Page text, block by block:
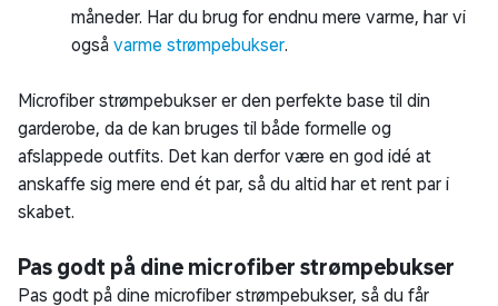
måneder. Har du brug for endnu mere varme, har vi
også varme strømpebukser.
Microfiber strømpebukser er den perfekte base til din
garderobe, da de kan bruges til både formelle og
afslappede outfits. Det kan derfor være en god idé at
anskaffe sig mere end ét par, så du altid har et rent par i
skabet.
Pas godt på dine microfiber strømpebukser
Pas godt på dine microfiber strømpebukser, så du får